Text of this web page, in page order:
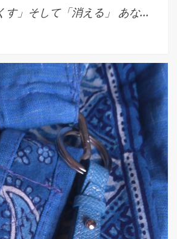
す」そして「消える」 あな...